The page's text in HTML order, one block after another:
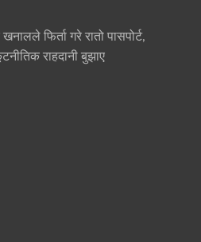
फिर्ता गरे रातो पासपोर्ट,
राहदानी बुझाए